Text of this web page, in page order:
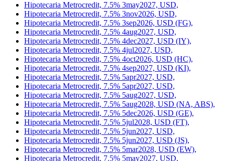
Hipotecaria Metrocredit, 7.5% 3may2027, USD,
Hipotecaria Metrocredit, 7.5% 3nov2026, USD,
Hipotecaria Metrocredit, 7.5% 3sep2026, USD (FG),
Hipotecaria Metrocredit, 7.5% 4aug2027, USD,
Hipotecaria Metrocredit, 7.5% 4dec2027, USD (IY),
Hipotecaria Metrocredit, 7.5% 4jul2027, USD,
Hipotecaria Metrocredit, 7.5% 4oct2026, USD (HC),
Hipotecaria Metrocredit, 7.5% 4sep2027, USD (KI),
Hipotecaria Metrocredit, 7.5% 5apr2027, USD,
Hipotecaria Metrocredit, 7.5% 5apr2027, USD,
Hipotecaria Metrocredit, 7.5% 5aug2027, USD,
Hipotecaria Metrocredit, 7.5% 5aug2028, USD (NA, ABS),
Hipotecaria Metrocredit, 7.5% 5dec2026, USD (GE),
Hipotecaria Metrocredit, 7.5% 5jul2028, USD (FT),
Hipotecaria Metrocredit, 7.5% 5jun2027, USD,
Hipotecaria Metrocredit, 7.5% 5jun2027, USD (JS),
Hipotecaria Metrocredit, 7.5% 5mar2028, USD (EW),
Hipotecaria Metrocredit, 7.5% 5may2027, USD,